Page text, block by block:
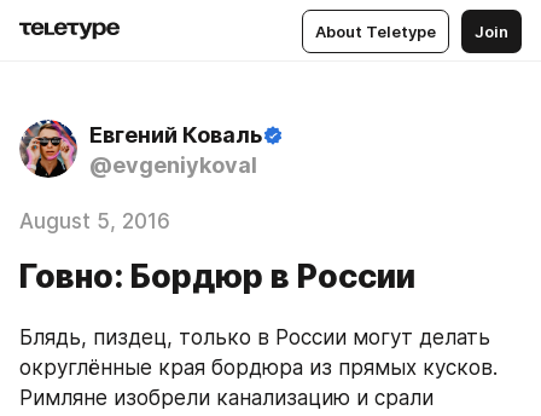
About Teletype Join
Евгений Коваль
@evgeniykoval
August 5, 2016
Говно: Бордюр в России
Блядь, пиздец, только в России могут делать
округлённые края бордюра из прямых кусков.
Римляне изобрели канализацию и срали